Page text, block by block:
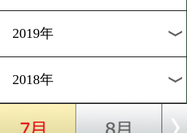
過去のニュース
2025年